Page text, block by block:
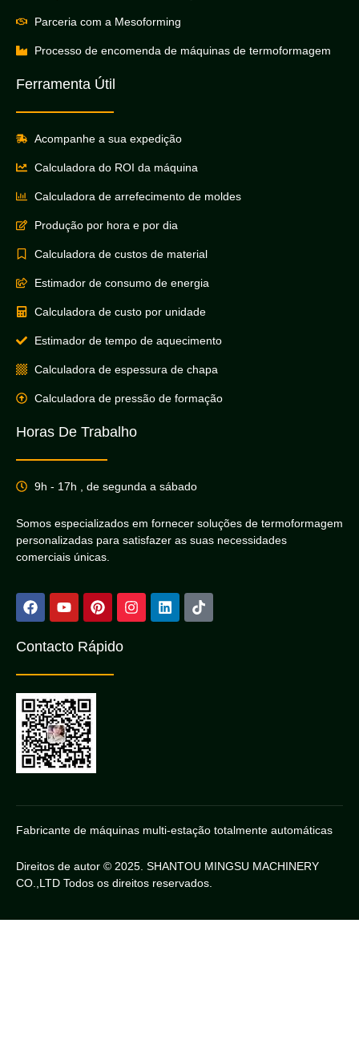
Parceria com a Mesoforming
Processo de encomenda de máquinas de termoformagem
Ferramenta Útil
Acompanhe a sua expedição
Calculadora do ROI da máquina
Calculadora de arrefecimento de moldes
Produção por hora e por dia
Calculadora de custos de material
Estimador de consumo de energia
Calculadora de custo por unidade
Estimador de tempo de aquecimento
Calculadora de espessura de chapa
Calculadora de pressão de formação
Horas De Trabalho
9h - 17h , de segunda a sábado
Somos especializados em fornecer soluções de termoformagem
personalizadas para satisfazer as suas necessidades
comerciais únicas.
Contacto Rápido
Fabricante de máquinas multi-estação totalmente automáticas
Direitos de autor © 2025. SHANTOU MINGSU MACHINERY
CO.,LTD Todos os direitos reservados.